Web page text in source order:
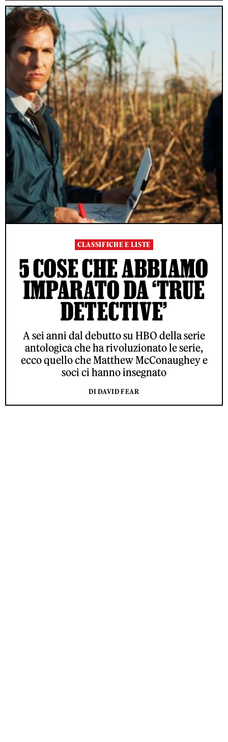
CLASSIFICHE E LISTE
5 COSE CHE ABBIAMO
IMPARATO DA ‘TRUE
DETECTIVE’
A sei anni dal debutto su HBO della serie
antologica che ha rivoluzionato le serie,
ecco quello che Matthew McConaughey e
soci ci hanno insegnato
DI DAVID FEAR